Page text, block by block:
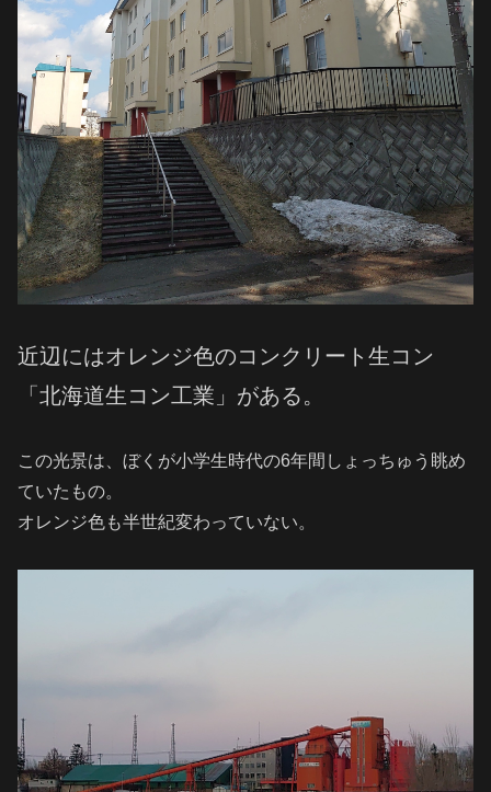
近辺にはオレンジ色のコンクリート生コン
「北海道生コン工業」がある。
この光景は、ぼくが小学生時代の6年間しょっちゅう眺め
ていたもの。
オレンジ色も半世紀変わっていない。